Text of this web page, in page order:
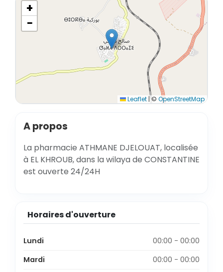
+
−
Leaflet |© OpenStreetMap
A propos
La pharmacie ATHMANE DJELOUAT, localisée
à EL KHROUB, dans la wilaya de CONSTANTINE
est ouverte 24/24H
Horaires d'ouverture
Lundi
00:00 - 00:00
Mardi
00:00 - 00:00